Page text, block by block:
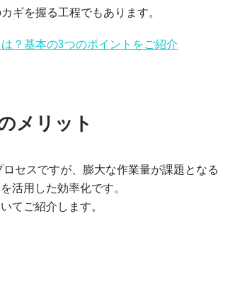
ギを握る工程でもあります。
？基本の3つのポイントをご紹介
メリット
セスですが、膨大な作業量が課題となる
活用した効率化です。
てご紹介します。